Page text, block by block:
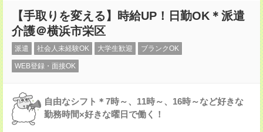
【手取りを変える】時給UP！日勤OK＊派遣
介護＠横浜市栄区
派遣 社会人未経験OK 大学生歓迎 ブランクOK
WEB登録・面接OK
自由なシフト＊7時～、11時～、16時～など好きな
勤務時間×好きな曜日で働く！